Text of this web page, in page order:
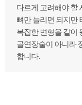
다르게 고려해야 할
뼈만 늘리면 되지만
복잡한 변형을 같이
골연장술이 아니라
합니다.